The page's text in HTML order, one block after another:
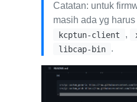
Catatan: untuk
masih ada yg
kcptun-client ,
libcap-bin .